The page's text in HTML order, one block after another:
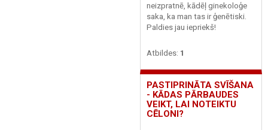
neizpratnē, kādēļ ginekoloģe
saka, ka man tas ir ģenētiski.
Paldies jau iepriekš!
Atbildes: 1
PASTIPRINĀTA SVĪŠANA
- KĀDAS PĀRBAUDES
VEIKT, LAI NOTEIKTU
CĒLONI?